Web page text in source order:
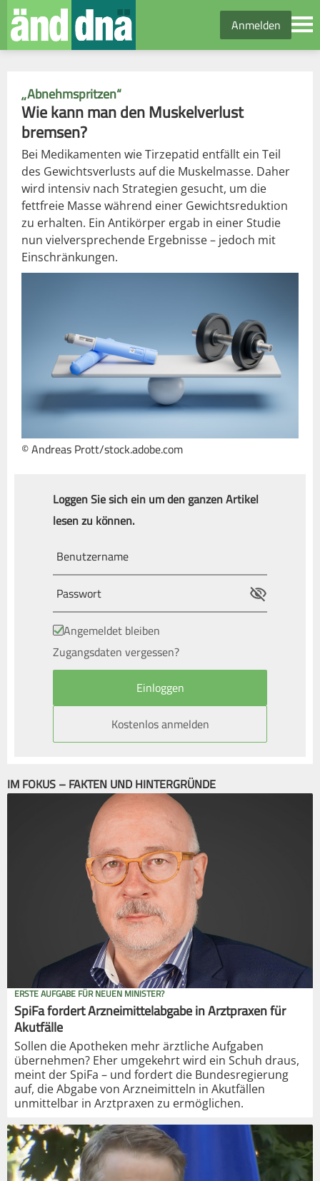
Anmelden
„Abnehmspritzen“
Wie kann man den Muskelverlust
bremsen?
Bei Medikamenten wie Tirzepatid entfällt ein Teil
des Gewichtsverlusts auf die Muskelmasse. Daher
wird intensiv nach Strategien gesucht, um die
fettfreie Masse während einer Gewichtsreduktion
zu erhalten. Ein Antikörper ergab in einer Studie
nun vielversprechende Ergebnisse – jedoch mit
Einschränkungen.
© Andreas Prott/stock.adobe.com
Loggen Sie sich ein um den ganzen Artikel
lesen zu können.
Angemeldet bleiben
Zugangsdaten vergessen?
Kostenlos anmelden
IM FOKUS – FAKTEN UND HINTERGRÜNDE
ERSTE AUFGABE FÜR NEUEN MINISTER?
SpiFa fordert Arzneimittelabgabe in Arztpraxen für
Akutfälle
Sollen die Apotheken mehr ärztliche Aufgaben
übernehmen? Eher umgekehrt wird ein Schuh draus,
meint der SpiFa – und fordert die Bundesregierung
auf, die Abgabe von Arzneimitteln in Akutfällen
unmittelbar in Arztpraxen zu ermöglichen.